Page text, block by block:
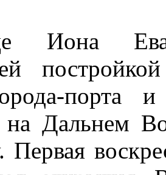
Иона
порта
на Дальнем
Первая